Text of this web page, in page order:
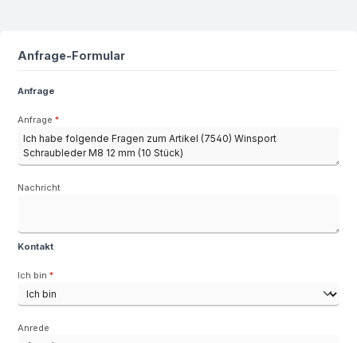
Anfrage-Formular
Anfrage
Anfrage *
Nachricht
Kontakt
Ich bin *
Anrede